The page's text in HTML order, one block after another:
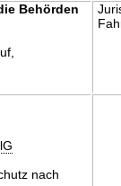
Behörden
nach